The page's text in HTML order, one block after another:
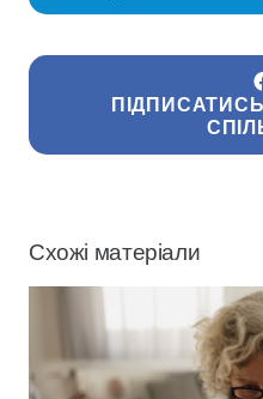
ПІДПИСАТИСЬ
Схожі матеріали